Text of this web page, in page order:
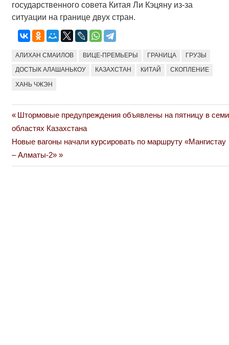
государственного совета Китая Ли Кэцяну из-за
ситуации на границе двух стран.
АЛИХАН СМАИЛОВ ВИЦЕ-ПРЕМЬЕРЫ ГРАНИЦА ГРУЗЫ
ДОСТЫК АЛАШАНЬКОУ КАЗАХСТАН КИТАЙ СКОПЛЕНИЕ
ХАНЬ ЧЖЭН
Навигация
по
записям
Previous
Post:
Штормовые предупреждения объявлены на пятницу в семи
областях Казахстана
Next
Post:
Новые вагоны начали курсировать по маршруту «Мангистау
– Алматы-2»